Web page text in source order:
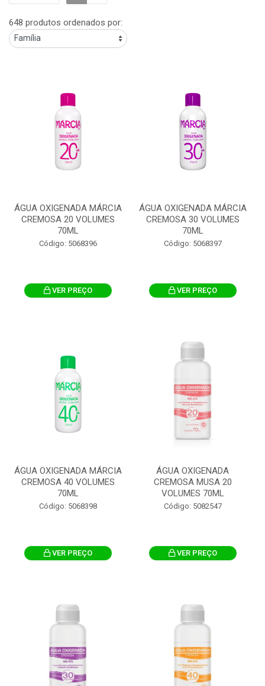
648 produtos ordenados por:
ÁGUA OXIGENADA MÁRCIA
CREMOSA 20 VOLUMES
70ML
Código: 5068396
VER PREÇO
ÁGUA OXIGENADA MÁRCIA
CREMOSA 30 VOLUMES
70ML
Código: 5068397
VER PREÇO
ÁGUA OXIGENADA MÁRCIA
CREMOSA 40 VOLUMES
70ML
Código: 5068398
VER PREÇO
ÁGUA OXIGENADA
CREMOSA MUSA 20
VOLUMES 70ML
Código: 5082547
VER PREÇO